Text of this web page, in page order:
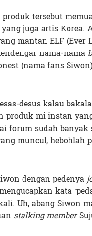
tersebut
juga artis Korea.
mantan ELF (Ever
nama-nama
(nama fans Siwon)
desus kalau
produk mi instan
forum sudah banyak
muncul, hebohlah
dengan pedenya
kata
Uh, abang Siwon
stalking member